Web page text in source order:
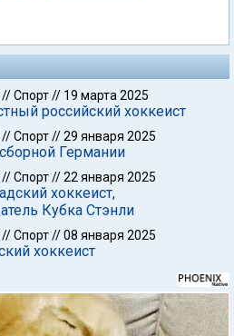
//Спорт// 19 марта 2025
российский хоккеист
//Спорт//29 января 2025
Германии
//Спорт//22 января 2025
хоккеист,
Кубка Стэнли
//Спорт//08 января 2025
хоккеист